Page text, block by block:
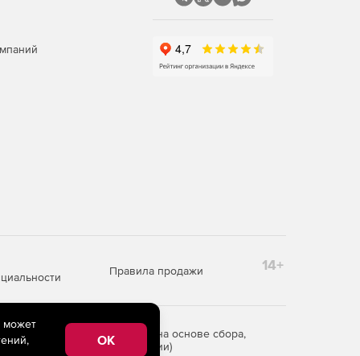
Правила продажи 14+
информации на основе сбора,
Российской Федерации)
может
OK